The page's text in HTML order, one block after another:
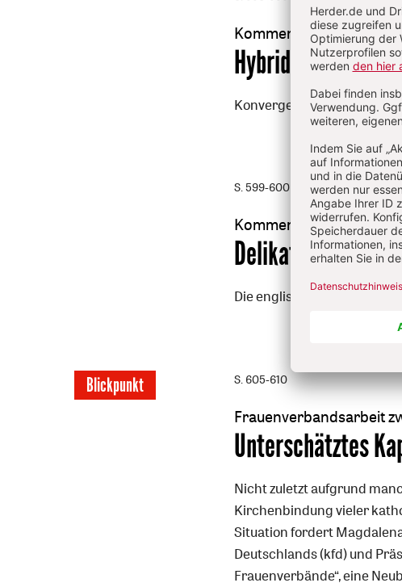
Kommentar
:
Hybrid
Konvergenz der Medien
S. 599-600
Kommentar
:
Delikat
Die englische Königin
Blickpunkt S. 605-610
Frauenverbandsarbeit
:
Unterschätztes
Nicht zuletzt aufgrund
Kirchenbindung vieler
Situation fordert
Deutschlands (kfd) und
Frauenverbände“, eine